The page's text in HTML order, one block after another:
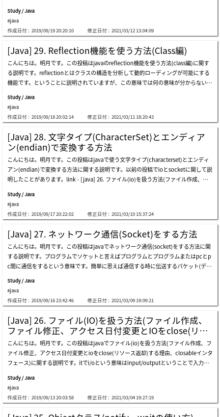
数はprivateの時にアクセスが可能にする関数です。実はmainではnodeインスタンス
のメンバー変数はprivateなのでアクセスができないです。でも、上の例ではprivate
になっているメンバー変数のデータを取得しました。そしてデータを格納することま
でしました。つまり、reflectionを利用すればunitテストのプログラムを作成する
時、関数の結果だけではなく、途中のクラスのデバッグ値やメンバー変数の値を確認
することができます。reflectionのメソッドでもありますが、変数にもクラスの変数
リストを取得する関数があります。methodではgetdeclaredmethods関数が呼ばさ
れたクラスだけ、 getmethods関数は親クラスまでの関数がリストに出力されます。
変数は少し違いです。getdeclaredfieldsとgetfieldsの差異はgetdeclaredfieldsはpriv
ateの含め変数、getfieldsはpublicだけの変数です
的の割り当てでクラスをobjectに格納するとobjectクラスの関数だけではなくreflect
ion機能を通ってクラス構造を分析してメソッドを探索して使えます。上の例でnode
クラスを取得してインスタンスを生成しました。そしてnodeクラスでprintメソッド
を探してメソッドにインスタンスを入れて実行(invoke)します。main関数でソース
上ではnodeキーワードを使えなかったので、nodeクラスを動的に分離することがで
きます。javaにはメソッドのタイプが関数の種類が2つです。コンストラクタと一般
関数に分けます。コンストラクタの場合は返却タイプがない形です。javaのreflectio
nではgetconstructor()関数を使って取得できます。一般関数の場合は返却タイプが
ある形です。javaのreflectionではgetmethod()関数を使って取得できます。関数を
探索する時に関数の名前も重要ですが、javaにはオバーロード機能があるので、パラ
メータの個数とタイプも重要です。上みたいに同じ関数名でもパラメータ設定より呼
び出しを別々にすることができます。getconstructor関数も同じ方法でコンストラク
タを探索してインスタンスを生成することができます。class編でクラスをstringタイ
プで探索してインスタンスを生成することができました。メソッドも同じ方法でstri
ngタイプで探索をして実行することができます。上みたいにstringタイプに関数を探
索して実行することも可能です。この意味はプログラムの実行順番をプログラムの中
で実装することではなく、テキストや環境変数によりプログラム実行順番を実装こと
もできます。上の例は簡単に実行関数名をパラメータから受け取って実行することに
しましたが、テキストで実行する関数名を順番とおりに作成してioで読み取って実行
することもできます。reflectionでは単純
Study / Java
#java
作成日付 : 2019/09/19 20:20:10 修正日付 : 2021/03/12 13:04:09
[Java] 29. Reflection機能を使う方法(Class編)
こんにちは。明月です。この投稿はjavaのreflection機能を使う方法(class編)に関す
る説明です。reflectionとはクラスの構造を分析して動的ローディングが可能にする
機能です。ということに説明されていますが、この意味では何の意味が分からないで
ion.html今までjavaでインスタンスを生成することはnewキーワードを使って生成し
ます。link - [java] 7. クラスを作成する方法(コンストラクタを作成方法)でも、new
キーワードを使わなくてインスタンスを生成する方法があります。結果をみればnod
eクラスのprintを呼び出してコンソールでhello worldの結果が出力しました。上の
例では何処でもnew nodeという実装はありません。reflectionの機能を通ってnode
のインスタンスを生成したことです。そうならnew nodeを使ったら、もっと少ない
ステップでインスタンスを生成することができますが、なぜreflectionを使うことで
しょうか？上の例をみればstringタイプでクラスを探索してインスタンス生成するこ
とができます。その機能で二つ方法を実装することができます。一つ目はstringの値
はコンパイル段階でチェックしないです。上の例でtostringを再定義することでキャ
ストなしでtostringでコンソール出力しました。つまり、exampleクラス内部ではno
deクラスを使ってないので、コンパイルする段階でnodeクラスがなくてもコンパイ
ルできます。つまり、動的バインディングが可能するという意味です。上の例はexa
mpleクラスだけ実装してnodeクラスは実装しませんでした。コンパイル段階は問題
ないです。でも、実行するとnodeクラスがないというエラーが発生しますね。node
クラスを作ってコンパイルして同じフォルダに置きます。今回はバインディングにし
て実行することを確認できます。この意味は起動中のプログラムの再実行なしてソー
ス交換ができるという意味です。理論はそうです。しかし、実際のサービスでは予想
できないエラーが発生する可能性があるのでしない方がよいです。例えば、nodeイ
ンスタンスを生成してメモリに登録
Study / Java
#java
作成日付 : 2019/09/18 20:02:14 修正日付 : 2021/03/11 18:20:43
[Java] 28. 文字タイプ(CharacterSet)とエンディア
ン(endian)で変換する方法
こんにちは。明月です。この投稿はjavaで使う文字タイプ(characterset)とエンディ
アン(endian)で変換する方法に関する説明です。以前の投稿でioとsocketに関して説
明したことがあります。link - [java] 26. ファイル(io)を扱う方法(ファイル作成、フ
フェース)link - [java] 27. ネットワーク通信(socket)をする方法javaにはioとsocket
でinputstreamとoutputstreamを利用してファイルを読み取りか書き込みをする
し、通信はメッセージを送信、受信します。このinputstreamとoutputstreamで扱
うデータタイプはbyte配列(byte[])タイプです。このbyteは何かというとデータのバ
イナリというする8bitのデータの2進データです。我々が普通にファイルのサイズを
話す時に上のイメージみたいに何バイトという言います。つまり、上のファイルはb
yte配列でbyte[524556]になっているデータということにします。そうすると我々が
ファイル伝送プログラムを作成すると思えばどうでしょう。ioからファイルを読み取
ってbyte[]タイプに変換します。それをsocketを通って伝送します。受信側はsocket
を通ってbyte[]タイプでデータを受け取ってそのままにioを利用してファイルを書き
込んだらそれがファイル送受信プログラムになります。byte[](stream)のタイプは分
かりました。そうするとプログラムの中で使う各種のデータタイプはどのようにbyt
e[]に変換するでしょう。例えば、stringタイプで文字列のデータを入れてbyte[]に変
換して格納すればそれがtextドキュメントになります。文字列はbyte[]に変換する時
に扱うデータ値は決まっています。それがasciiコードということです。過去、javaが
ある前のc言語時代にはpcが日本語はできなく、英語だけ使える時がありました。
その時には英語の大文字、小文字の52語、特殊文字まですべて128個の文字だけ使い
ました。asciiコードはすべて128個でcharタイプ(範囲: -128~127)の整数(0~127)部分
で入れる文字です。それで文字列を扱う時にはcharタイプを
Study / Java
#java
作成日付 : 2019/09/17 20:22:02 修正日付 : 2021/03/10 15:37:24
[Java] 27. ネットワーク通信(Socket)をする方法
こんにちは。明月です。この投稿はjavaでネットワーク通信(socket)をする方法に関
する説明です。プログラムでソケットと言えばプログラムとプログラムまたはpcとp
c間に通信をするという意味です。簡単に思えば通信する時に伝送するパケット(デー
したデータはdnsとルータなどを通って到達しようとpcのlanカードによって最終に
目標したプログラムでパケット(データ)を読み込みます。端末と端末の間にデータを
通信します。この時、我々は各端末間にデータ変換や装置間のプロトコール、規約な
どに関して実装してないです。この通信規約に関してはすべてos側で設定して(osi7
階層)、我々はその上で差し込んで使うという意味でsocket通信という言います。lin
k - osi参照モデルsocket通信規約は処理プロシージャが決まっています。先に、通信
接続を待つ側をサーバという言います。サーバはportを開いてクライアントの接続を
待ちます。そして接続する側をクライアントという言います。クライアントがサーバ
のipとportに接続したら通信が開始します。サーバとクライアント間の通信はsen
d、receiveの形式でデータを送信、受信します。そして通信が終わればcloseで接続
を切ります。そのsocketの概念でjavaでソケット(socket)通信を作成みましょう。先
にはサーバを作成してwindowのtelentプログラムを利用して接続を確認します。確
認できたらその仕様に合わせてclientを作成しましょう。上のacceptはwhile(true)の
無限ループに入れてクライアントを待機します。クライアント接続すればスレッドプ
Study / Java
#java
作成日付 : 2019/09/16 23:42:46 修正日付 : 2021/03/09 19:09:21
[Java] 26. ファイル(IO)を扱う方法(ファイル作成、
ファイル修正、アクセス日付変更とIOをclose(リソ
ース返却)する理由、Closableインタフェース)
こんにちは。明月です。この投稿はjavaでファイル(io)を扱う方法(ファイル作成、フ
ァイル修正、アクセス日付変更とioをclose(リソース返却)する理由、closableインタ
フェース)に関する説明です。itでi/oという意味はinput/outputということで入力装
ータを入力する装置という意味だし、出力装置とはモニター、プリンターなどの出力
する装置という意味です。でも、プログラムでi/oという意味はファイルを作成、読
み込みなどのファイル扱うことという意味です。少し違いますね。プログラムで一番
よく使うリソースはソケット(通信)とファイル(i/o)でファイルを作成、読み込みは重
Study / Java
#java
作成日付 : 2019/09/13 20:03:58 修正日付 : 2021/03/04 19:27:19